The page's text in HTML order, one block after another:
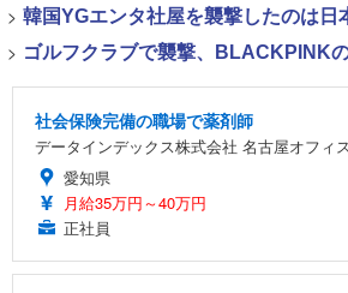
> 韓国YGエンタ社屋を襲撃したのは
> ゴルフクラブで襲撃、BLACKPINK
社会保険完備の職場で薬剤師
データインデックス株式会社 名古屋オフィス
愛知県
月給35万円～40万円
正社員